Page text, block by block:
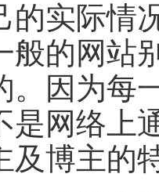
的实际情
般的网站
。因为每
是网络上
及博主的